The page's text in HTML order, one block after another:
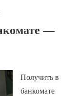
—
Получить в
банкомате